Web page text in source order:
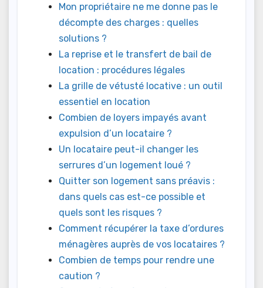
Mon propriétaire ne me donne pas le
décompte des charges : quelles
solutions ?
La reprise et le transfert de bail de
location : procédures légales
La grille de vétusté locative : un outil
essentiel en location
Combien de loyers impayés avant
expulsion d’un locataire ?
Un locataire peut-il changer les
serrures d’un logement loué ?
Quitter son logement sans préavis :
dans quels cas est-ce possible et
quels sont les risques ?
Comment récupérer la taxe d’ordures
ménagères auprès de vos locataires ?
Combien de temps pour rendre une
caution ?